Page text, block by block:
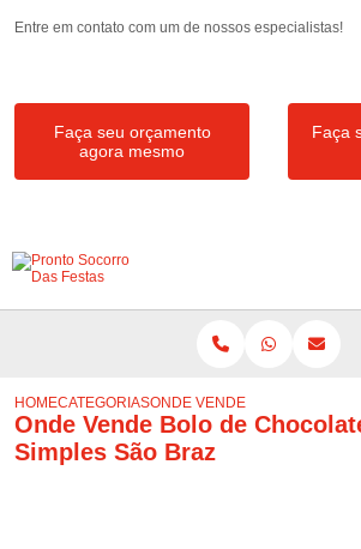
Entre em contato com um de nossos especialistas!
Faça seu orçamento
agora mesmo
Faça
HOMECATEGORIASONDE VENDE BOLO DE
Onde Vende Bolo de
Simples São Braz